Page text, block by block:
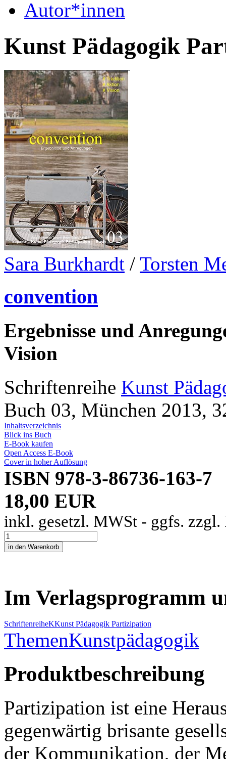
Autor*innen
Kunst Pädagogik
Sara Burkhardt / Torsten
convention
Ergebnisse und
Vision
Schriftenreihe Kunst
Buch 03, München 2013,
Inhaltsverzeichnis
Blick ins Buch
E-Book kaufen
Open Access E-Book
Cover in hoher Auflösung
ISBN 978-3-86736-163-7
18,00 EUR
inkl. gesetzl. MWSt - ggfs. zzgl.
Im Verlagsprogramm
SchriftenreiheKKunst Pädagogik Partizipation
ThemenKunstpädagogik
Produktbeschreibung
Partizipation ist eine
gegenwärtig brisante
der Kommunikation, der